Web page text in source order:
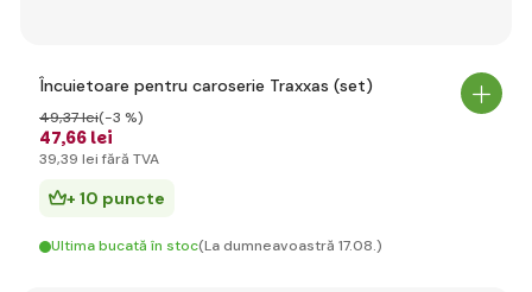
Încuietoare pentru caroserie Traxxas (set)
47,66 lei
49,37 lei(-3 %)
39,39 lei fără TVA
+ 10 puncte
Ultima bucată în stoc(La dumneavoastră 17.08.)